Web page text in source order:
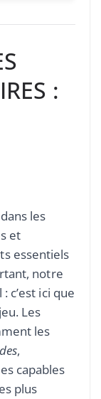
:
les
et
essentiels
notre
c’est ici que
Les
les
,
capables
plus